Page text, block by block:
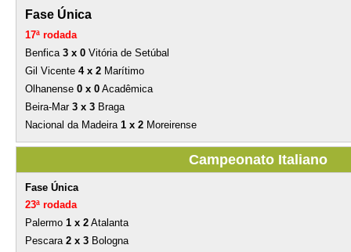
Fase Única
17ª rodada
Benfica 3 x 0Vitória de Setúbal
Gil Vicente 4 x 2Marítimo
Olhanense 0 x 0Acadêmica
Beira-Mar 3 x 3Braga
Nacional da Madeira 1 x 2Moreirense
Campeonato Italiano
Fase Única
23ª rodada
Palermo 1 x 2Atalanta
Pescara 2 x 3Bologna